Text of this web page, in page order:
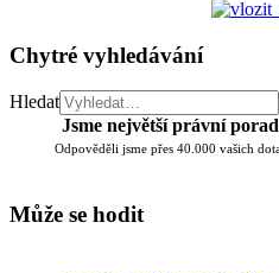
Chytré vyhledávání
Hledat
Jsme největší právní
Odpověděli jsme přes 40.000 vašich
Může se hodit